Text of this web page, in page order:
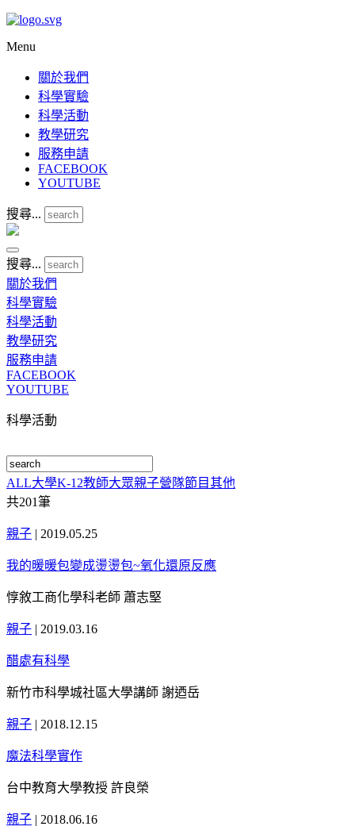
Menu
關於我們
科學實驗
科學活動
教學研究
服務申請
FACEBOOK
YOUTUBE
搜尋...
搜尋...
關於我們
科學實驗
科學活動
教學研究
服務申請
FACEBOOK
YOUTUBE
科學活動
ALL大學K-12教師大眾親子營隊節目其他
共201筆
親子 | 2019.05.25
我的暖暖包變成燙燙包~氧化還原反應
惇敘工商化學科老師 蕭志堅
親子 | 2019.03.16
醋處有科學
新竹市科學城社區大學講師 謝迺岳
親子 | 2018.12.15
魔法科學實作
台中教育大學教授 許良榮
親子 | 2018.06.16